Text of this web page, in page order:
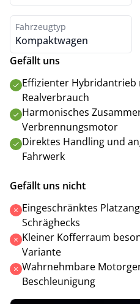
Fahrzeugtyp
Kompaktwagen
Gefällt uns
Effizienter
Realverbrauch
Harmonisches
Verbrennungsmotor
Direktes Handling und
Fahrwerk
Gefällt uns nicht
Eingeschränktes
Schräghecks
Kleiner Kofferraum
Variante
Wahrnehmbare
Beschleunigung